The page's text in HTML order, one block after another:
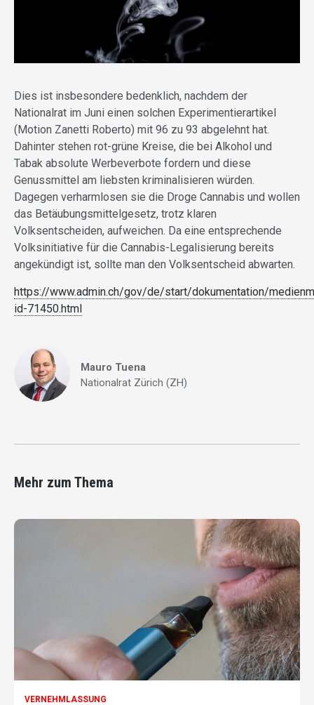
Dies ist insbesondere bedenklich, nachdem der
Nationalrat im Juni einen solchen Experimentierartikel
(Motion Zanetti Roberto) mit 96 zu 93 abgelehnt hat.
Dahinter stehen rot-grüne Kreise, die bei Alkohol und
Tabak absolute Werbeverbote fordern und diese
Genussmittel am liebsten kriminalisieren würden.
Dagegen verharmlosen sie die Droge Cannabis und wollen
das Betäubungsmittelgesetz, trotz klaren
Volksentscheiden, aufweichen. Da eine entsprechende
Volksinitiative für die Cannabis-Legalisierung bereits
angekündigt ist, sollte man den Volksentscheid abwarten.
https://www.admin.ch/gov/de/start/dokumentation/
id-71450.html
Mauro Tuena
Nationalrat Zürich (ZH)
Mehr zum Thema
VERNEHMLASSUNG